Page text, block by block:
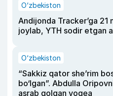
O‘zbekiston
Andijonda Tracker’ga 21
joylab, YTH sodir etgan
O‘zbekiston
“Sakkiz qator she’rim
bo‘lgan”. Abdulla
asrab qolgan voqea